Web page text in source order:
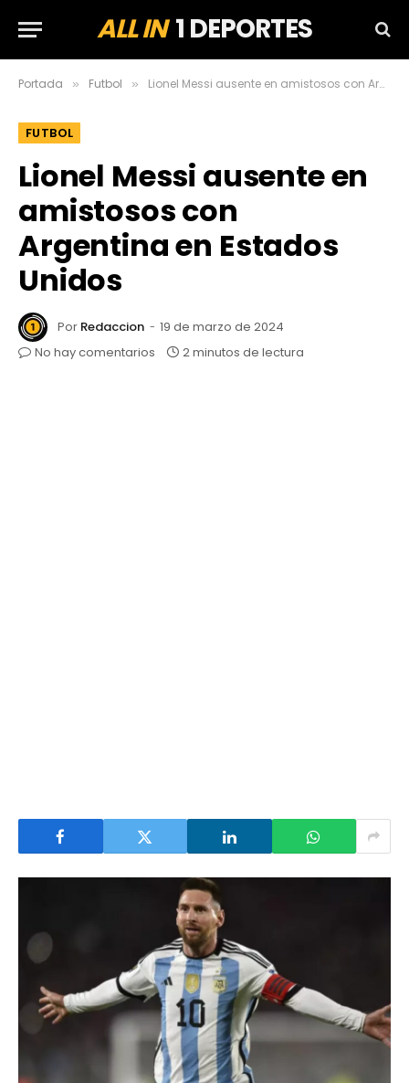
ALL IN1 DEPORTES
Portada » Futbol » Lionel Messi ausente en amistosos con Argentina en Estados Unidos
FUTBOL
Lionel Messi ausente en
amistosos con
Argentina en Estados
Unidos
Por Redaccion
19 de marzo de 2024
No hay comentarios
2 minutos de lectura